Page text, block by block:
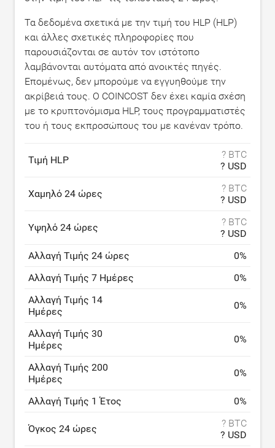
Τα δεδομένα σχετικά με την τιμή του HLP (HLP)
και άλλες σχετικές πληροφορίες που
παρουσιάζονται σε αυτόν τον ιστότοπο
λαμβάνονται αυτόματα από ανοικτές πηγές.
Επομένως, δεν μπορούμε να εγγυηθούμε την
ακρίβειά τους. Ο COINCOST δεν έχει καμία σχέση
με το κρυπτονόμισμα HLP, τους προγραμματιστές
του ή τους εκπροσώπους του με κανέναν τρόπο.
Τιμή HLP
? BTC
? USD
Χαμηλό 24 ώρες
? BTC
? USD
Υψηλό 24 ώρες
? BTC
? USD
Αλλαγή Τιμής 24 ώρες
0%
Αλλαγή Τιμής 7 Ημέρες
0%
Αλλαγή Τιμής 14
Ημέρες
0%
Αλλαγή Τιμής 30
Ημέρες
0%
Αλλαγή Τιμής 200
Ημέρες
0%
Αλλαγή Τιμής 1 Έτος 0%
Όγκος 24 ώρες
? BTC
? USD